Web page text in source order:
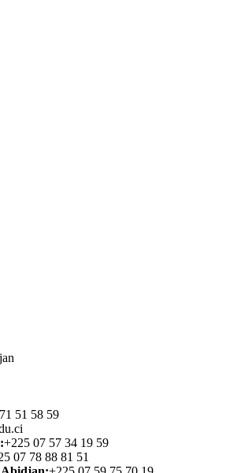
51 58 59
+225 07 57 34 19 59
07 78 88 81 51